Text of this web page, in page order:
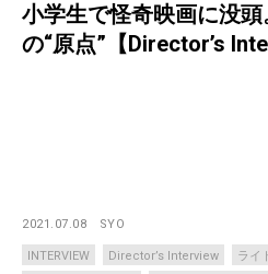
小学生で怪奇映画に没
の“原点”【Director’s
2021.07.08 SYO
INTERVIEW Director’s Interview ライ